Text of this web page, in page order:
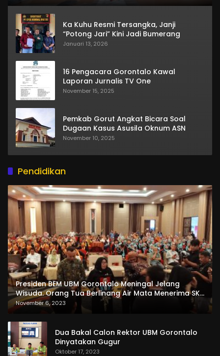
Ka Kuhu Resmi Tersangka, Janji
“Potong Jari” Kini Jadi Bumerang
Januari 13, 2026
16 Pengacara Gorontalo Kawal
Laporan Jurnalis TV One
November 15, 2025
Pemkab Gorut Angkat Bicara Soal
Dugaan Kasus Asusila Oknum ASN
November 10, 2025
Pendidikan
Presiden BEM UBM Gorontalo Meningal Jelang
Wisuda. Orang Tua Berlinang Air Mata Menerima SKL
dan Pemasangan Salempang
November 6, 2023
Dua Bakal Calon Rektor UBM Gorontalo
Dinyatakan Gugur
Oktober 17, 2023